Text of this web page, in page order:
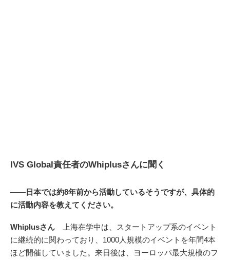
IVS Global責任者のWhiplusさんに聞く
――日本では約8年前から活動しているそうですが、具体的
に活動内容を教えてください。
Whiplusさん 上海在学中は、スタートアップ系のイベント
に継続的に関わっており、1000人規模のイベントを年間4本
ほど開催していました。来日後は、ヨーロッパ最大規模のフ